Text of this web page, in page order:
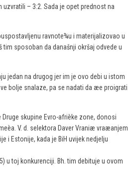
– 3:2. Sada je opet prednost na
ravnote¾u i materijalizovao u
sposoban da današnji okršaj odvede u
jedan na drugog jer im je ovo debi u istom
bolje snalaze, pa se nadati da æe proigrati
Druge skupine Evro-afrièke zone, donosi
V. d. selektora Daver Vraniæ vraæanjem
i Estonije, kada je BiH uvijek nedjelju
u toj konkurenciji. Bh. tim debituje u ovom